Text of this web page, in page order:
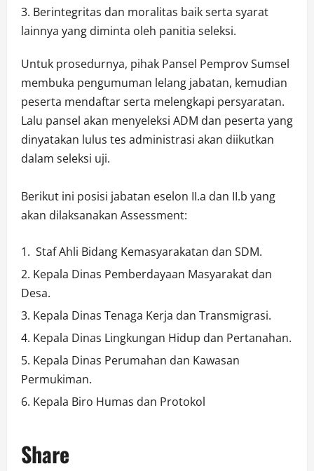
⁠Berintegritas dan moralitas baik serta syarat
lainnya yang diminta oleh panitia seleksi.
Untuk prosedurnya, pihak Pansel Pemprov Sumsel
membuka pengumuman lelang jabatan, kemudian
peserta mendaftar serta melengkapi persyaratan.
Lalu pansel akan menyeleksi ADM dan peserta yang
dinyatakan lulus tes administrasi akan diikutkan
dalam seleksi uji.
Berikut ini posisi jabatan eselon II.a dan II.b yang
akan dilaksanakan Assessment:
Staf Ahli Bidang Kemasyarakatan dan SDM.
Kepala Dinas Pemberdayaan Masyarakat dan
Desa.
Kepala Dinas Tenaga Kerja dan Transmigrasi.
Kepala Dinas Lingkungan Hidup dan Pertanahan.
Kepala Dinas Perumahan dan Kawasan
Permukiman.
Kepala Biro Humas dan Protokol
Share